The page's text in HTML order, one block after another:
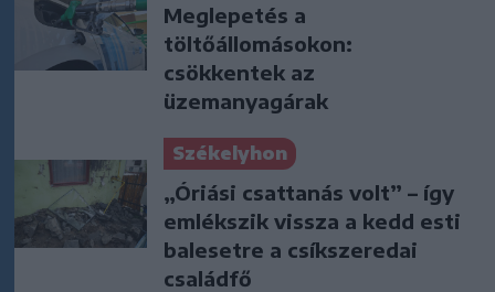
Meglepetés a
töltőállomásokon:
csökkentek az
üzemanyagárak
Székelyhon
„Óriási csattanás volt” – így
emlékszik vissza a kedd esti
balesetre a csíkszeredai
családfő